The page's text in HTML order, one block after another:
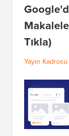
Tıkla)
Yayın Kadrosu